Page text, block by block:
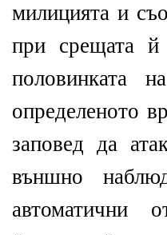
милицията и
при срещата
половинката
определеното
заповед да
външно
автоматични